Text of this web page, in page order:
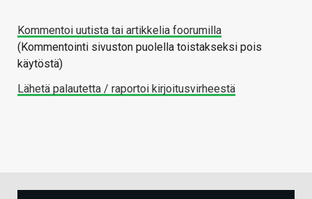
Kommentoi uutista tai artikkelia foorumilla
(Kommentointi sivuston puolella toistakseksi pois
käytöstä)
Lähetä palautetta / raportoi kirjoitusvirheestä